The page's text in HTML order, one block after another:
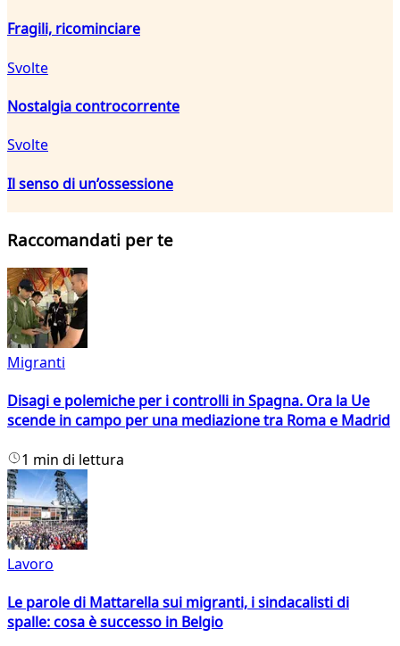
Fragili, ricominciare
Svolte
Nostalgia controcorrente
Svolte
Il senso di un’ossessione
Raccomandati per te
Migranti
Disagi e polemiche per i controlli in Spagna. Ora la Ue
scende in campo per una mediazione tra Roma e Madrid
1 min di lettura
Lavoro
Le parole di Mattarella sui migranti, i sindacalisti di
spalle: cosa è successo in Belgio